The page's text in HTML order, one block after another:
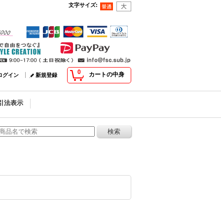
文字サイズ:
0 カートの中身
グイン 新規登録
法表示